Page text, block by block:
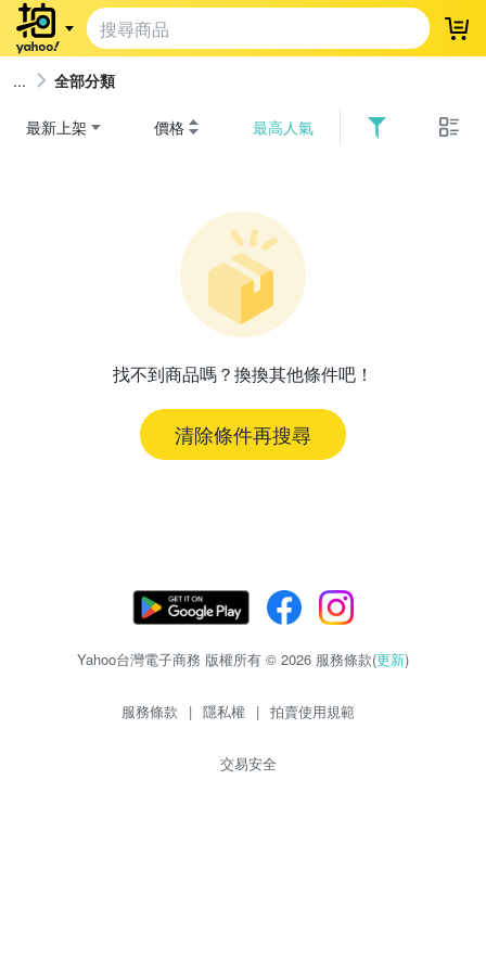
登
全部分類
最新上架 價格 最高人氣
找不到商品嗎？換換其他條件吧！
清除條件再搜尋
Yahoo台灣電子商務 版權所有 © 2026 服務條款(更新)
服務條款 | 隱私權 | 拍賣使用規範
交易安全